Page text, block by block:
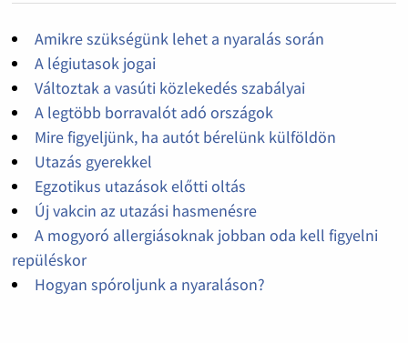
Amikre szükségünk lehet a nyaralás során
A légiutasok jogai
Változtak a vasúti közlekedés szabályai
A legtöbb borravalót adó országok
Mire figyeljünk, ha autót bérelünk külföldön
Utazás gyerekkel
Egzotikus utazások előtti oltás
Új vakcin az utazási hasmenésre
A mogyoró allergiásoknak jobban oda kell figyelni
repüléskor
Hogyan spóroljunk a nyaraláson?